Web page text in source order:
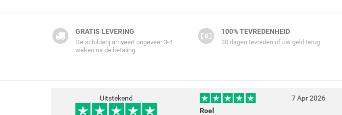
GRATIS LEVERING
De schilderij arriveert ongeveer 3-4
weken na de betaling.
100% TEVREDENHEID
30 dagen tevreden of uw geld terug.
Uitstekend
7 Apr 2026
Roel